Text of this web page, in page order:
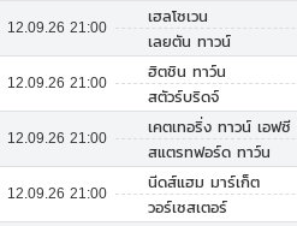
12.09.26 21:00
เฮลโซเวน
เลยตัน ทาวน์
12.09.26 21:00
ฮิตชิน ทาว์น
สตัวร์บริดจ์
12.09.26 21:00
เคตเทอริ่ง ทาวน์ เอฟซี
สแตรทฟอร์ด ทาว์น
12.09.26 21:00
นีดส์แฮม มาร์เก็ต
วอร์เซสเตอร์